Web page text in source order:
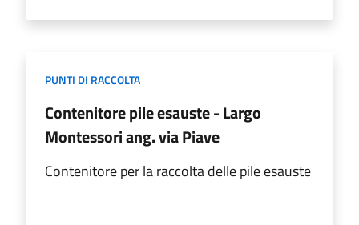
PUNTI DI RACCOLTA
Contenitore pile esauste - Largo
Montessori ang. via Piave
Contenitore per la raccolta delle pile esauste